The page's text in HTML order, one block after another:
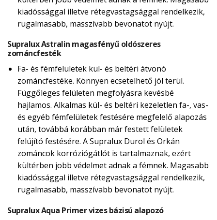
kiadóssággal illetve rétegvastagsággal rendelkezik,
rugalmasabb, masszívabb bevonatot nyújt.
Supralux Astralin magasfényű oldószeres
zománcfesték
Fa- és fémfelületek kül- és beltéri átvonó
zománcfestéke. Könnyen ecsetelhető jól terül.
Függőleges felületen megfolyásra kevésbé
hajlamos. Alkalmas kül- és beltéri kezeletlen fa-, vas-
és egyéb fémfelületek festésére megfelelő alapozás
után, továbbá korábban már festett felületek
felújító festésére. A Supralux Durol és Orkán
zománcok korróziógátlót is tartalmaznak, ezért
kültérben jobb védelmet adnak a fémnek. Magasabb
kiadóssággal illetve rétegvastagsággal rendelkezik,
rugalmasabb, masszívabb bevonatot nyújt.
Supralux Aqua Primer vizes bázisú alapozó